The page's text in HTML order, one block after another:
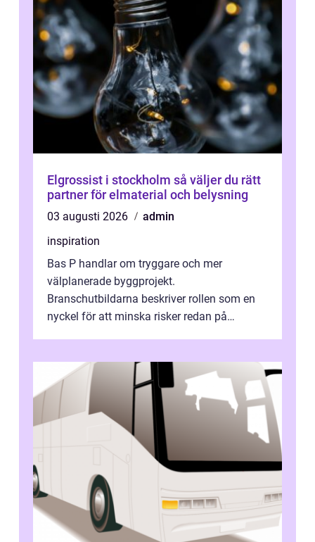
Elgrossist i stockholm så väljer du rätt
partner för elmaterial och belysning
03 augusti 2026
admin
inspiration
Bas P handlar om tryggare och mer
välplanerade byggprojekt.
Branschutbildarna beskriver rollen som en
nyckel för att minska risker redan på